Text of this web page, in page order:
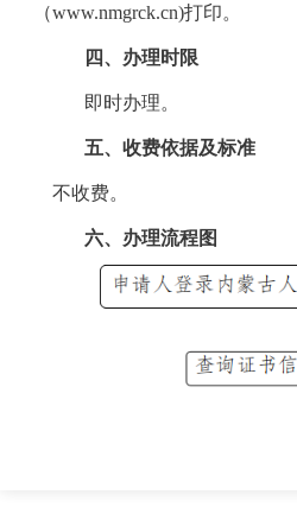
（www.nmgrck.cn)打印。
四、办理时限
即时办理。
五、 收费依据及标准
不收费。
六、 办理流程图